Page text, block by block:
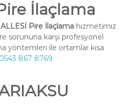
İlaçlama
Pire İlaçlamahizmetimiz
sorununa karşı profesyonel
yöntemleri ile ortamlar kısa
0543 867 8769